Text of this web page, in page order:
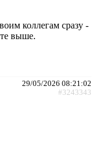
коллегам сразу -
выше.
29/05/2026 08:21:02
#3243343